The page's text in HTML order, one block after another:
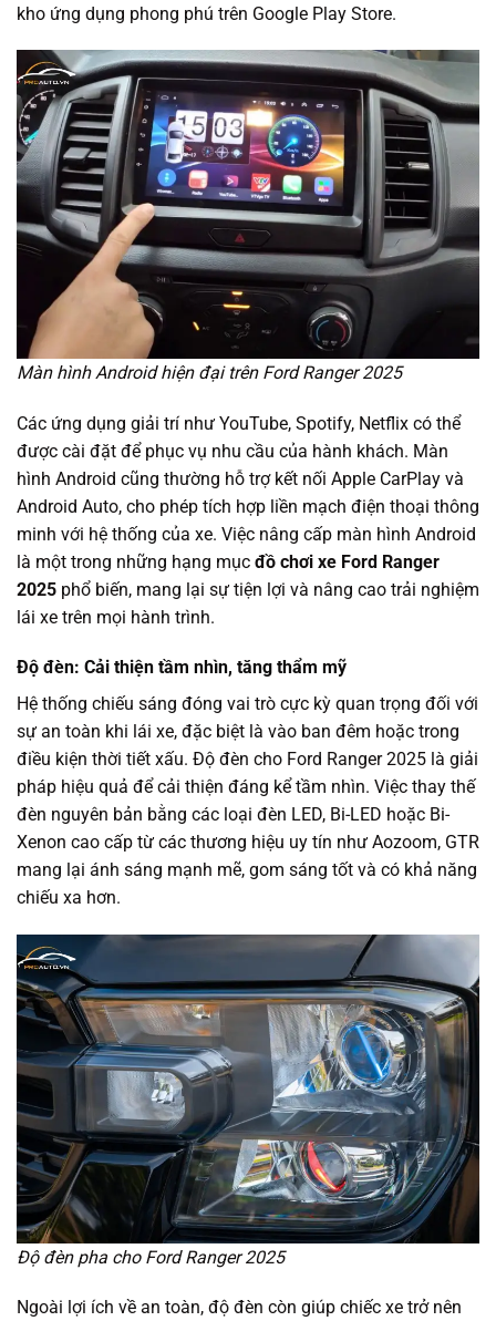
kho ứng dụng phong phú trên Google Play Store.
Màn hình Android hiện đại trên Ford Ranger 2025
Các ứng dụng giải trí như YouTube, Spotify, Netflix có thể
được cài đặt để phục vụ nhu cầu của hành khách. Màn
hình Android cũng thường hỗ trợ kết nối Apple CarPlay và
Android Auto, cho phép tích hợp liền mạch điện thoại thông
minh với hệ thống của xe. Việc nâng cấp màn hình Android
là một trong những hạng mục đồ chơi xe Ford Ranger
2025 phổ biến, mang lại sự tiện lợi và nâng cao trải nghiệm
lái xe trên mọi hành trình.
Độ đèn: Cải thiện tầm nhìn, tăng thẩm mỹ
Hệ thống chiếu sáng đóng vai trò cực kỳ quan trọng đối với
sự an toàn khi lái xe, đặc biệt là vào ban đêm hoặc trong
điều kiện thời tiết xấu. Độ đèn cho Ford Ranger 2025 là giải
pháp hiệu quả để cải thiện đáng kể tầm nhìn. Việc thay thế
đèn nguyên bản bằng các loại đèn LED, Bi-LED hoặc Bi-
Xenon cao cấp từ các thương hiệu uy tín như Aozoom, GTR
mang lại ánh sáng mạnh mẽ, gom sáng tốt và có khả năng
chiếu xa hơn.
Độ đèn pha cho Ford Ranger 2025
Ngoài lợi ích về an toàn, độ đèn còn giúp chiếc xe trở nên